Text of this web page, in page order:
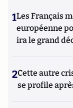
1Les Français
européenne
ira le grand
2Cette autre
se profile